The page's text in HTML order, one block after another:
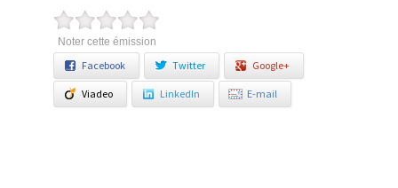
Noter cette émission
Facebook Twitter Google+
Viadeo LinkedIn E-mail